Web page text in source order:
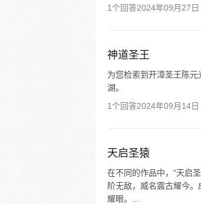
1个回答2024年09月27
神道圣王
为您检索到开漳圣王陈
湖。
1个回答2024年09月14
天启圣猿
在不同的作品中，“天启
阶无敌，威名震古耀今
耀眼。...